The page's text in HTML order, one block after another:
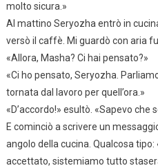
molto sicura.»
Al mattino Seryozha entrò in
versò il caffè. Mi guardò con aria
«Allora, Masha? Ci hai pensato?»
«Ci ho pensato, Seryozha.
tornata dal lavoro per quell’ora.»
«D’accordo!» esultò. «Sapevo
E cominciò a scrivere un
angolo della cucina. Qualcosa
accettato, sistemiamo tutto